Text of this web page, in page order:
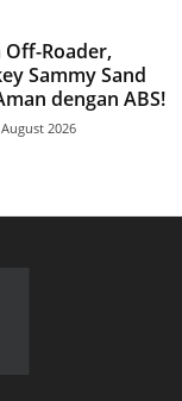
Off-Roader,
Sammy Sand
dengan ABS!
2026